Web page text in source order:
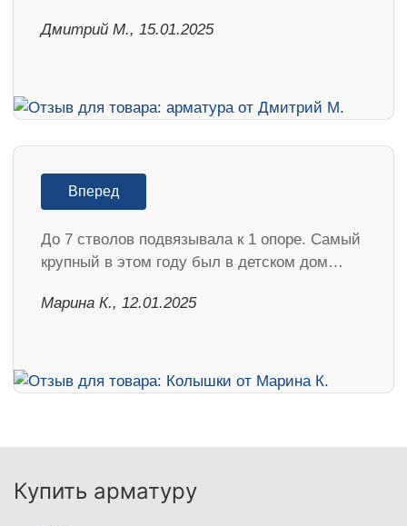
Дмитрий М., 15.01.2025
Вперед
До 7 стволов подвязывала к 1 опоре. Самый
крупный в этом году был в детском дом…
Марина К., 12.01.2025
Купить арматуру